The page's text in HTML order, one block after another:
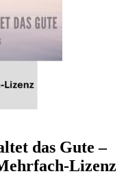
das Gute –
Lizenz